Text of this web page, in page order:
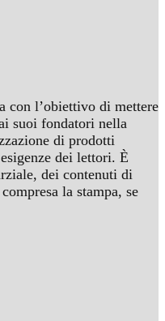
con l’obiettivo di mettere
suoi fondatori nella
di prodotti
dei lettori. È
dei contenuti di
la stampa, se